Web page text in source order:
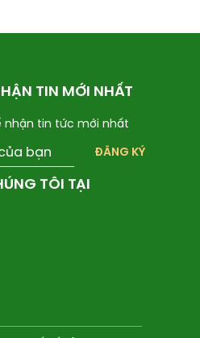
TIN MỚI NHẤT
nhận tin tức mới nhất
ĐĂNG KÝ
TÔI TẠI